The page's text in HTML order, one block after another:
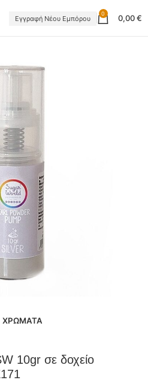
Εγγραφή Νέου Εμπόρου
0 0,00€
ΧΡΩΜΑΤΑ
10gr σε δοχείο